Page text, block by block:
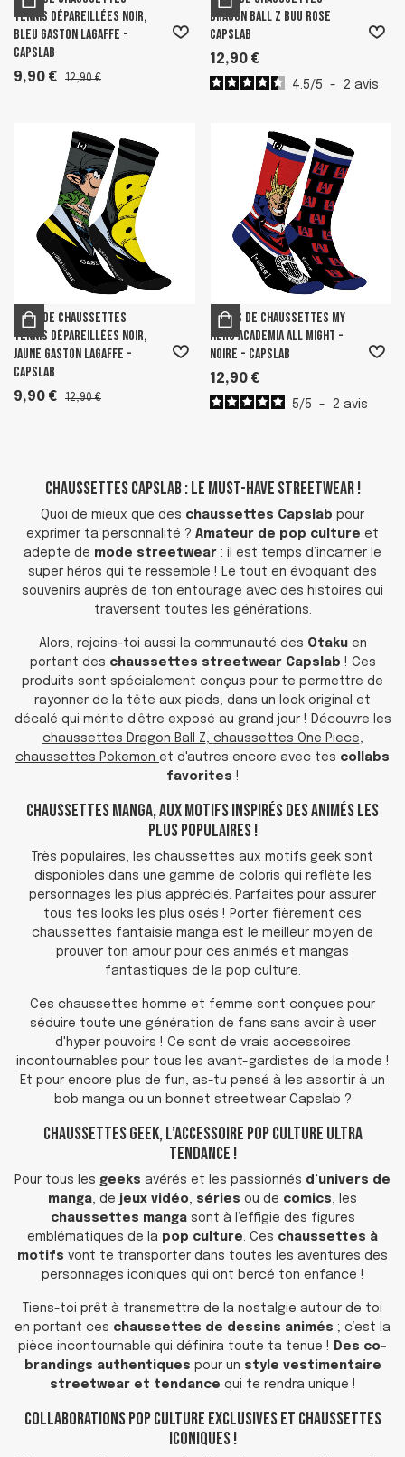
tennis dépareillées Noir,
Bleu Gaston Lagaffe -
Capslab
9,90 € 12,90 €
Dragon Ball Z Buu Rose
Capslab
12,90 €
4.5/5 - 2 avis
Paire de chaussettes
tennis dépareillées Noir,
Jaune Gaston Lagaffe -
Capslab
9,90 € 12,90 €
Paires de Chaussettes My
Hero Academia All Might -
Noire - Capslab
12,90 €
5/5 - 2 avis
Chaussettes Capslab : Le Must-Have Streetwear !
Quoi de mieux que des chaussettes Capslab pour
exprimer ta personnalité ? Amateur de pop culture et
adepte de mode streetwear : il est temps d’incarner le
super héros qui te ressemble ! Le tout en évoquant des
souvenirs auprès de ton entourage avec des histoires qui
traversent toutes les générations.
Alors, rejoins-toi aussi la communauté des Otakuen
portant des chaussettes streetwear Capslab ! Ces
produits sont spécialement conçus pour te permettre de
rayonner de la tête aux pieds, dans un look original et
décalé qui mérite d’être exposé au grand jour ! Découvre les
chaussettes Dragon Ball Z, chaussettes One Piece,
chaussettes Pokemon et d'autres encore avec tes collabs
favorites !
Chaussettes Manga, aux Motifs Inspirés des Animés les
Plus Populaires !
Très populaires, les chaussettes aux motifs geek sont
disponibles dans une gamme de coloris qui reflète les
personnages les plus appréciés. Parfaites pour assurer
tous tes looks les plus osés ! Porter fièrement ces
chaussettes fantaisie manga est le meilleur moyen de
prouver ton amour pour ces animés et mangas
fantastiques de la pop culture.
Ces chaussettes homme et femme sont conçues pour
séduire toute une génération de fans sans avoir à user
d'hyper pouvoirs ! Ce sont de vrais accessoires
incontournables pour tous les avant-gardistes de la mode !
Et pour encore plus de fun, as-tu pensé à les assortir à un
bob manga ou un bonnet streetwear Capslab ?
Chaussettes Geek, l’Accessoire Pop Culture Ultra
Tendance !
Pour tous les geeks avérés et les passionnés d’univers de
manga, de jeux vidéo, séries ou de comics, les
chaussettes mangasont à l’effigie des figures
emblématiques de la pop culture. Ces chaussettes à
motifs vont te transporter dans toutes les aventures des
personnages iconiques qui ont bercé ton enfance !
Tiens-toi prêt à transmettre de la nostalgie autour de toi
en portant ces chaussettes de dessins animés ; c’est la
pièce incontournable qui définira toute ta tenue !
Des co-
brandings authentiques pour un style vestimentaire
streetwear et tendance qui te rendra unique !
Collaborations Pop Culture Exclusives et Chaussettes
Iconiques !